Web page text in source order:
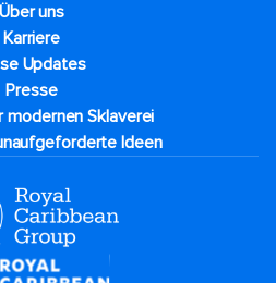
Über uns
Karriere​
Updates​
Presse
modernen Sklaverei
Ideen